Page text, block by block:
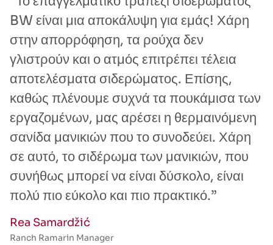
BW είναι μια αποκάλυψη για εμάς! Χάρη
στην απορρόφηση, τα ρούχα δεν
γλιστρούν και ο ατμός επιτρέπει τέλεια
αποτελέσματα σιδερώματος. Επίσης,
καθώς πλένουμε συχνά τα πουκάμισα των
εργαζομένων, μας αρέσει η θερμαινόμενη
σανίδα μανικιών που το συνοδεύει. Χάρη
σε αυτό, το σιδέρωμα των μανικιών, που
συνήθως μπορεί να είναι δύσκολο, είναι
πολύ πιο εύκολο και πιο πρακτικό.”
Rea Samardžić
Ranch Ramarin Manager